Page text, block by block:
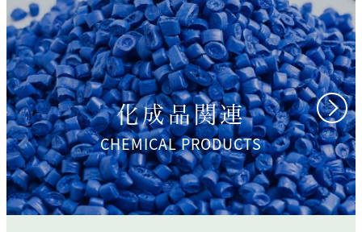
化成品関連
CHEMICAL PRODUCTS